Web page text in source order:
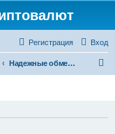
Вход
Регистрация
Надежные обменники криптовалют